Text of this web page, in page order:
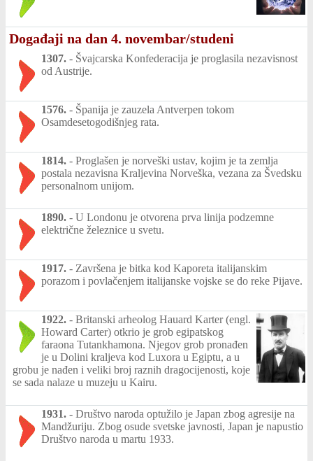
Događaji na dan 4. novembar/studeni
1307. - Švajcarska Konfederacija je proglasila nezavisnost
od Austrije.
1576. - Španija je zauzela Antverpen tokom
Osamdesetogodišnjeg rata.
1814. - Proglašen je norveški ustav, kojim je ta zemlja
postala nezavisna Kraljevina Norveška, vezana za Švedsku
personalnom unijom.
1890. - U Londonu je otvorena prva linija podzemne
električne železnice u svetu.
1917. - Završena je bitka kod Kaporeta italijanskim
porazom i povlačenjem italijanske vojske se do reke Pijave.
1922. - Britanski arheolog Hauard Karter (engl.
Howard Carter) otkrio je grob egipatskog
faraona Tutankhamona. Njegov grob pronađen
je u Dolini kraljeva kod Luxora u Egiptu, a u
grobu je nađen i veliki broj raznih dragocijenosti, koje
se sada nalaze u muzeju u Kairu.
1931. - Društvo naroda optužilo je Japan zbog agresije na
Mandžuriju. Zbog osude svetske javnosti, Japan je napustio
Društvo naroda u martu 1933.